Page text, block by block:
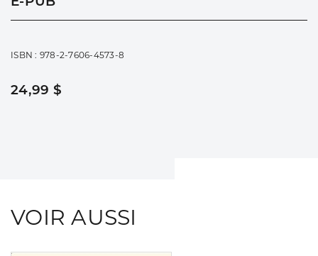
ISBN : 978-2-7606-4573-8
24,99 $
VOIR AUSSI